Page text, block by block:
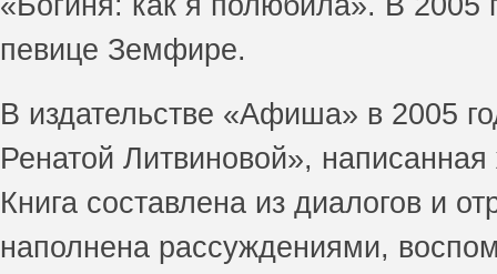
певице Земфире.
В издательстве «Афиша» в 2005
Ренатой Литвиновой»,
Книга составлена из диалогов и
наполнена рассуждениями,